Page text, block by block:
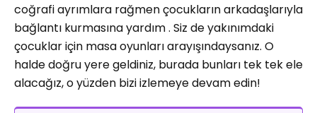
coğrafi ayrımlara rağmen çocukların arkadaşlarıyla
bağlantı kurmasına yardım . Siz de yakınımdaki
çocuklar için masa oyunları arayışındaysanız. O
halde doğru yere geldiniz, burada bunları tek tek ele
alacağız, o yüzden bizi izlemeye devam edin!